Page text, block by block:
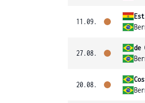
11.09.
27.08.
de
20.08.